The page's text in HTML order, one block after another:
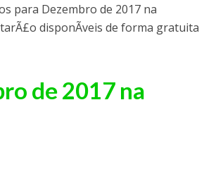
para Dezembro de 2017 na
disponÃ­veis de forma gratuita
de 2017 na